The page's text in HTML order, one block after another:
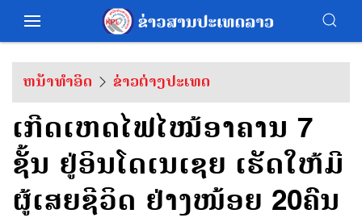
ຫນ້າທຳອິດ ຂ່າວຕ່າງປະເທດ
ເກີດເຫດໄຟໄໝ້ອາຄານ 7
ຊັ້ນ ຢູ່ອິນໂດເນເຊຍ ເຮັດໃຫ້ມີ
ຜູ້ເສຍຊີວິດ ຢ່າງໜ້ອຍ 20ຄົນ